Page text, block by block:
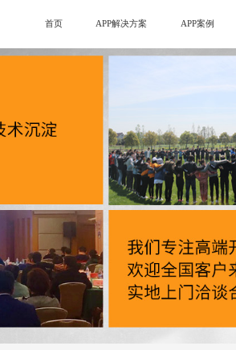
首页 APP解决方案 APP案例